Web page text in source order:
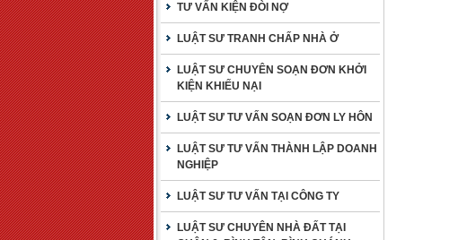
TƯ VẤN KIỆN ĐÒI NỢ
LUẬT SƯ TRANH CHẤP NHÀ Ở
LUẬT SƯ CHUYÊN SOẠN ĐƠN KHỞI
KIỆN KHIẾU NẠI
LUẬT SƯ TƯ VẤN SOẠN ĐƠN LY HÔN
LUẬT SƯ TƯ VẤN THÀNH LẬP DOANH
NGHIỆP
LUẬT SƯ TƯ VẤN TẠI CÔNG TY
LUẬT SƯ CHUYÊN NHÀ ĐẤT TẠI